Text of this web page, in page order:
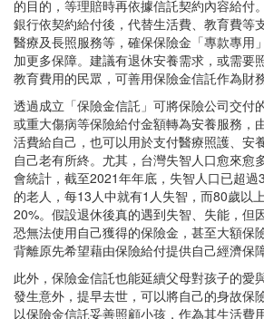
的目的，等理賠時再依據信託契約內容給付
銀行依契約給付後，代替生活費、教育費等
醫療及長照服務等，確保保險金「專款專用
加更多保障。建議有退休安養需求，或需要
教育費用的民眾，可善用保險金信託作為財
透過成立「保險金信託」可將保險公司交付
或重大傷病等保險給付金額轉為安養服務，
活費給自己，也可以用於支付醫療照護、安
自己老有所終。尤其，台灣失智人口愈來愈
會統計，截至2021年年底，失智人口已超過
的老人，每13人中就有1人失智，而80歲以
20%。假設退休後真的遇到失智、失能，但
恐無法使用自己獲得的保險金，甚至大額保
背離原先希望藉由保險給付提供自己經濟保
此外，保險金信託也能延續父母對孩子的愛
發生意外，提早去世，可以將自己的身故保
以保險金信託妥善照顧小孩，作為其生活費